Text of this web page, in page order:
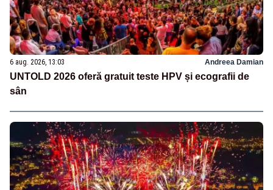
6 aug. 2026, 13:03 Andreea Damian
UNTOLD 2026 oferă gratuit teste HPV și ecografii de
sân